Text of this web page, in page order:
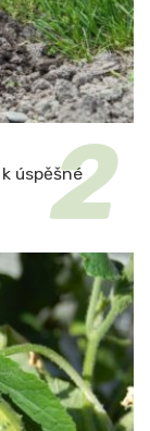
úspěšné